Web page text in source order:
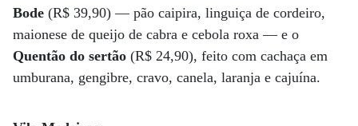
Bode (R$ 39,90) — pão caipira, linguiça de cordeiro,
maionese de queijo de cabra e cebola roxa — e o
Quentão do sertão (R$ 24,90), feito com cachaça em
umburana, gengibre, cravo, canela, laranja e cajuína.